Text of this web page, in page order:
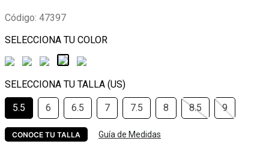
Código: 47397
5.5 6 6.5 7 7.5 8 8.5 9
CONOCE TU TALLA Guía de Medidas